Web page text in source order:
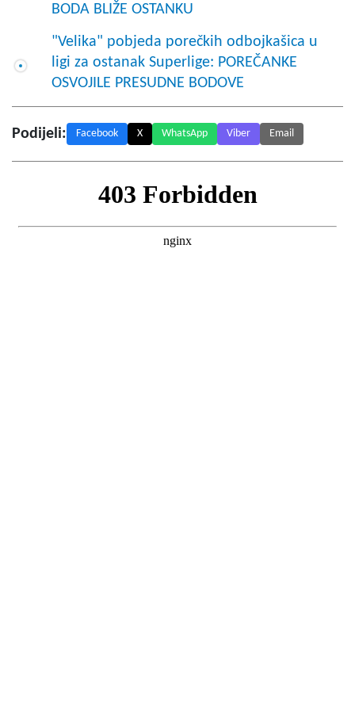
BODA BLIŽE OSTANKU
"Velika" pobjeda porečkih odbojkašica u
ligi za ostanak Superlige: POREČANKE
OSVOJILE PRESUDNE BODOVE
Podijeli: Facebook X WhatsApp Viber Email